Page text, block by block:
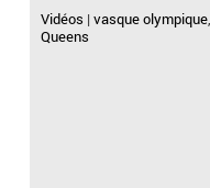
Vidéos |vasque olympique,
Queens